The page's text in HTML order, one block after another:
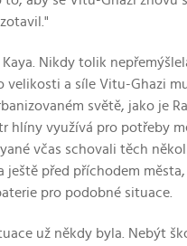
Kaya. Nikdy tolik
velikosti a síle Vitu-Ghazi
světě, jako je
hlíny využívá pro potřeby
včas schovali těch
ještě před příchodem
pro podobné situace.
už někdy byla. Nebýt